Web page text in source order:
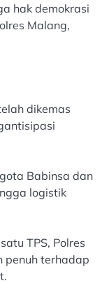
hak demokrasi
Malang,
dikemas
Babinsa dan
logistik
TPS, Polres
penuh terhadap